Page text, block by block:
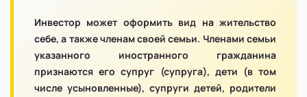
Инвестор может оформить вид на жительство
себе, а также членам своей семьи. Членами семьи
указанного иностранного гражданина
признаются его супруг (супруга), дети (в том
числе усыновленные), супруги детей, родители